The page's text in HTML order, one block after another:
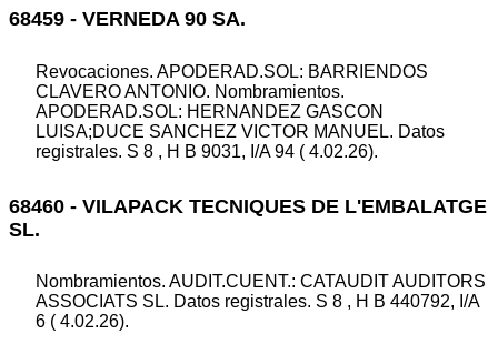
68459 - VERNEDA 90 SA.
Revocaciones. APODERAD.SOL: BARRIENDOS
CLAVERO ANTONIO. Nombramientos.
APODERAD.SOL: HERNANDEZ GASCON
LUISA;DUCE SANCHEZ VICTOR MANUEL. Datos
registrales. S 8 , H B 9031, I/A 94 ( 4.02.26).
68460 - VILAPACK TECNIQUES DE L'EMBALATGE
SL.
Nombramientos. AUDIT.CUENT.: CATAUDIT AUDITORS
ASSOCIATS SL. Datos registrales. S 8 , H B 440792, I/A
6 ( 4.02.26).